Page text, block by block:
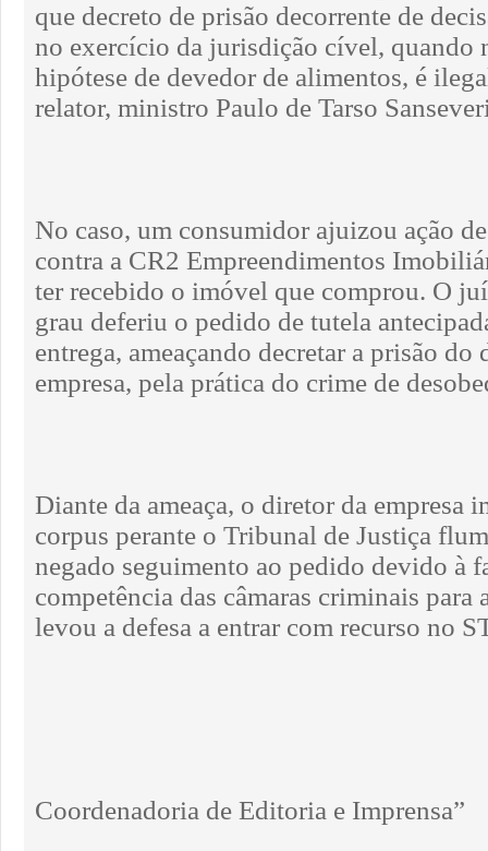
que decreto de prisão decorrente de
no exercício da jurisdição cível, quando
hipótese de devedor de alimentos, é
relator, ministro Paulo de Tarso
No caso, um consumidor ajuizou ação
contra a CR2 Empreendimentos
ter recebido o imóvel que comprou. O
grau deferiu o pedido de tutela
entrega, ameaçando decretar a prisão do
empresa, pela prática do crime de
Diante da ameaça, o diretor da empresa
corpus perante o Tribunal de Justiça
negado seguimento ao pedido devido à
competência das câmaras criminais para
levou a defesa a entrar com recurso no
Coordenadoria de Editoria e Imprensa”